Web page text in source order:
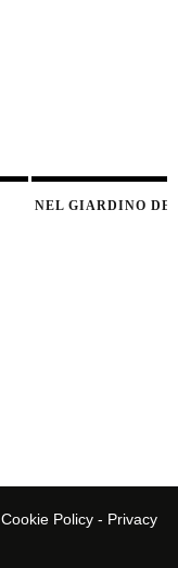
NEL GIARDINO
Cookie Policy - Privacy